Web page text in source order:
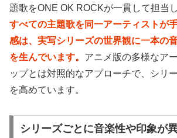
題歌をONE OK ROCKが一貫して担当
すべての主題歌を同一アーティストが
感は、実写シリーズの世界観に一本の
を生んでいます。 アニメ版の多様なア
ップとは対照的なアプローチで、シリ
を高めています。
シリーズごとに音楽性や印象が